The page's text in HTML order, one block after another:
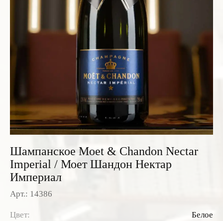
Итальянские вина
Французские вина
Испанские вина
Шампанское Moet & Chandon Nectar
Imperial / Моет Шандон Нектар
Империал
Арт.: 14386
Цвет:
Белое